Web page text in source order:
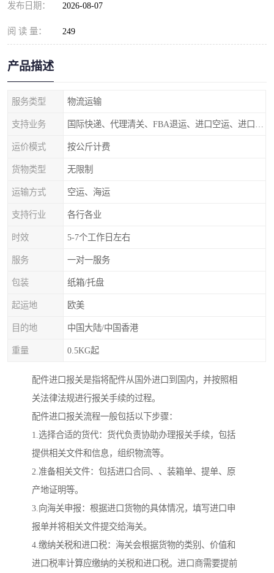
发布日期： 2026-08-07
阅 读 量： 249
产品描述
服务类型 物流运输
支持业务
运价模式 按公斤计费
货物类型 无限制
运输方式 空运、海运
支持行业 各行各业
时效 5-7个工作日左右
服务 一对一服务
包装 纸箱/托盘
起运地 欧美
目的地 中国大陆/中国香港
重量 0.5KG起
配件进口报关是指将配件从国外进口到国内，并按照相
关法律法规进行报关手续的过程。
配件进口报关流程一般包括以下步骤：
1.选择合适的货代：货代负责协助办理报关手续，包括
提供相关文件和信息，组织物流等。
2.准备相关文件：包括进口合同、、装箱单、提单、原
产地证明等。
3.向海关申报：根据进口货物的具体情况，填写进口申
报单并将相关文件提交给海关。
4.缴纳关税和进口税：海关会根据货物的类别、价值和
进口税率计算应缴纳的关税和进口税。进口商需要提前